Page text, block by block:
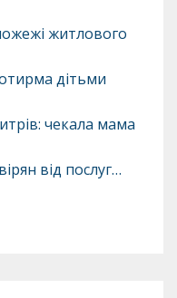
житлового
дітьми
чекала мама
від послуг…